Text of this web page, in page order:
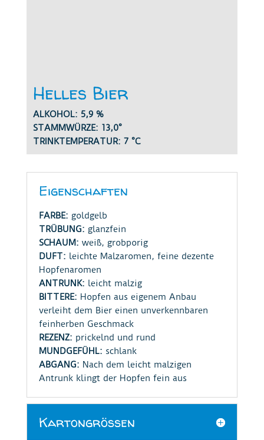
Helles Bier
ALKOHOL: 5,9 %
STAMMWÜRZE: 13,0°
TRINKTEMPERATUR: 7 °C
Eigenschaften
FARBE: goldgelb
TRÜBUNG: glanzfein
SCHAUM: weiß, grobporig
DUFT: leichte Malzaromen, feine dezente
Hopfenaromen
ANTRUNK: leicht malzig
BITTERE: Hopfen aus eigenem Anbau
verleiht dem Bier einen unverkennbaren
feinherben Geschmack
REZENZ: prickelnd und rund
MUNDGEFÜHL: schlank
ABGANG: Nach dem leicht malzigen
Antrunk klingt der Hopfen fein aus
Kartongrößen